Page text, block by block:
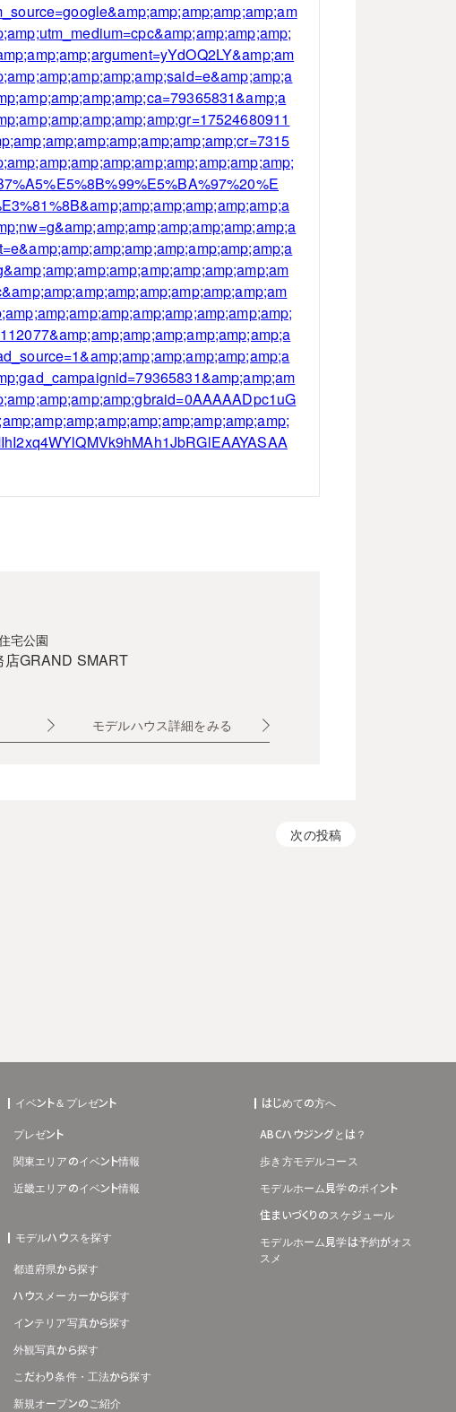
宅公園
店GRAND SMART
モデルハウス詳細をみる
次の投稿
イベント＆プレゼント
プレゼント
関東エリアのイベント情報
近畿エリアのイベント情報
モデルハウスを探す
都道府県から探す
ハウスメーカーから探す
インテリア写真から探す
外観写真から探す
こだわり条件・工法から探す
新規オープンのご紹介
はじめての方へ
ABCハウジングとは？
歩き方モデルコース
モデルホーム見学のポイント
住まいづくりのスケジュール
モデルホーム見学は予約がオス
スメ